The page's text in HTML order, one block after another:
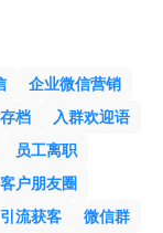
企业微信营销
档
入群欢迎语
员工离职
客户朋友圈
引流获客
微信群